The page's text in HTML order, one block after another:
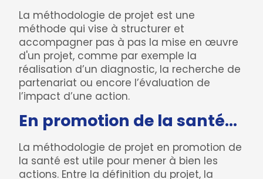
La méthodologie de projet est une
méthode qui vise à structurer et
accompagner pas à pas la mise en œuvre
d'un projet, comme par exemple la
réalisation d’un diagnostic, la recherche de
partenariat ou encore l’évaluation de
l’impact d’une action.
En promotion de la santé…
La méthodologie de projet en promotion de
la santé est utile pour mener à bien les
actions. Entre la définition du projet, la